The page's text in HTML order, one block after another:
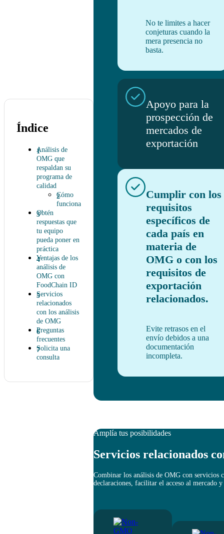
Índice
Análisis de
OMG que
respaldan su
programa de
calidad
Cómo
funciona
Obtén
respuestas que
tu equipo
pueda poner en
práctica
Ventajas de los
análisis de
OMG con
FoodChain ID
Servicios
relacionados
con los análisis
de OMG
Preguntas
frecuentes
Solicita una
consulta
No te limites a hacer
conjeturas cuando la
mera presencia no
basta.
Apoyo para la
prospección de
mercados de
exportación
Cumplir con los
requisitos
específicos de
cada país en
materia de
OMG o con los
requisitos de
exportación
relacionados.
Evite retrasos en el
envío debidos a una
documentación
incompleta.
Amplía tus posibilidades
Servicios relacionados
Combinar los análisis de OMG con servicios
declaraciones, facilitar el acceso al mercado